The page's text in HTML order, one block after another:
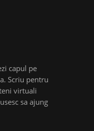
capul pe
Scriu pentru
virtuali
sa ajung